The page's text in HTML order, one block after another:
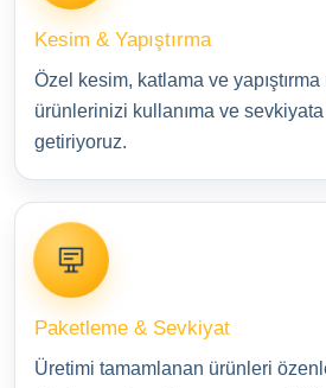
Kesim & Yapıştırma
Özel kesim, katlama ve
ürünlerinizi kullanıma ve sevkiyata
getiriyoruz.
Paketleme & Sevkiyat
Üretimi tamamlanan ürünleri